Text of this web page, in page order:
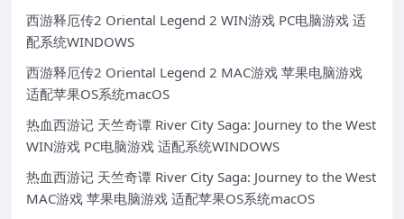
西游释厄传2 Oriental Legend 2 WIN游戏 PC电脑游戏 适
配系统WINDOWS
西游释厄传2 Oriental Legend 2 MAC游戏 苹果电脑游戏
适配苹果OS系统macOS
热血西游记 天竺奇谭 River City Saga: Journey to the West
WIN游戏 PC电脑游戏 适配系统WINDOWS
热血西游记 天竺奇谭 River City Saga: Journey to the West
MAC游戏 苹果电脑游戏 适配苹果OS系统macOS